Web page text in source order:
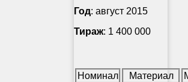
Год: август 2015
Тираж: 1 400 000
Номинал Материал